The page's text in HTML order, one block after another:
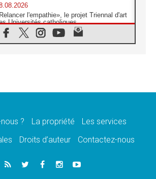
l'empathie», le projet Triennal d'art
Universités catholiques
2026, donner la parole aux religieuses
l'Assomption et mémoire nationale
paix commence par l'empathie» estime
cardinal Parolin
? La propriété
Les services
Droits d’auteur Contactez-nous